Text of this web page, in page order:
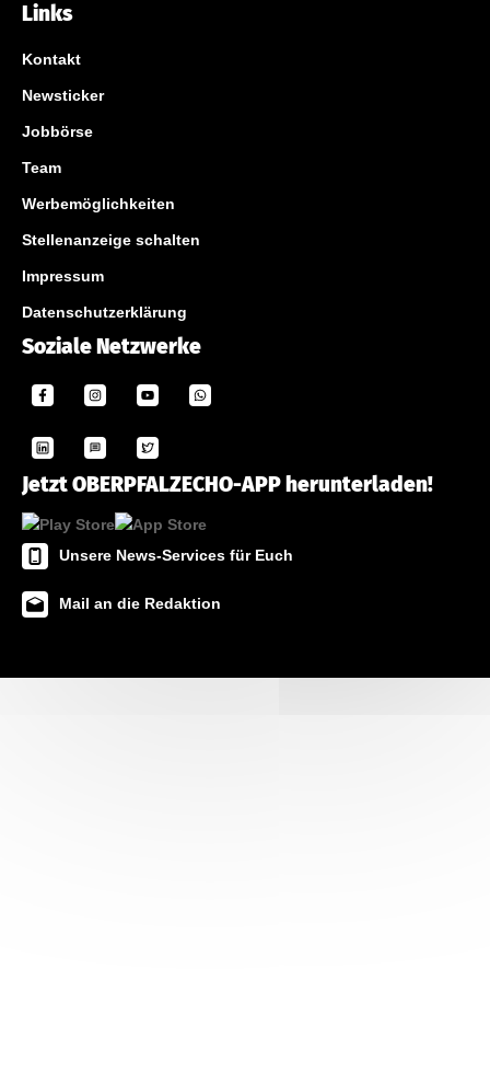
Links
Kontakt
Newsticker
Jobbörse
Team
Werbemöglichkeiten
Stellenanzeige schalten
Impressum
Datenschutzerklärung
Soziale Netzwerke
Jetzt OBERPFALZECHO-APP herunterladen!
Unsere News-Services für Euch
Mail an die Redaktion